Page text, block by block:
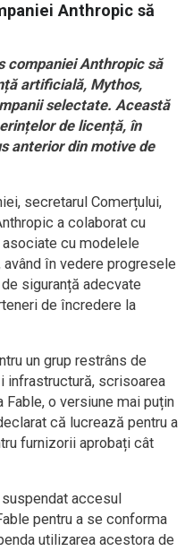
Anthropic să
companiei Anthropic să
artificială, Mythos,
selectate. Această
de licență, în
anterior din motive de
secretarul Comerțului,
a colaborat cu
asociate cu modelele
în vedere progresele
siguranță adecvate
de încredere la
un grup restrâns de
infrastructură, scrisoarea
Fable, o versiune mai puțin
că lucrează pentru a
furnizorii aprobați cât
suspendat accesul
pentru a se conforma
utilizarea acestora de